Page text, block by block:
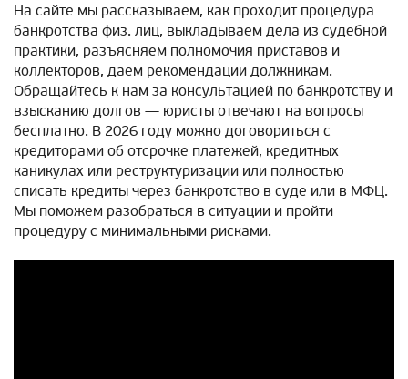
На сайте мы рассказываем, как проходит процедура
банкротства физ. лиц, выкладываем дела из судебной
практики, разъясняем полномочия приставов и
коллекторов, даем рекомендации должникам.
Обращайтесь к нам за консультацией по банкротству и
взысканию долгов — юристы отвечают на вопросы
бесплатно. В 2026 году можно договориться с
кредиторами об отсрочке платежей, кредитных
каникулах или реструктуризации или полностью
списать кредиты через банкротство в суде или в МФЦ.
Мы поможем разобраться в ситуации и пройти
процедуру с минимальными рисками.